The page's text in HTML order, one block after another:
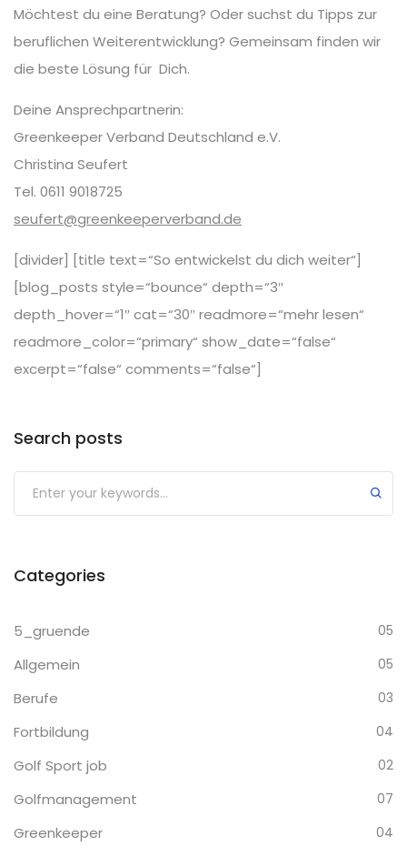
Möchtest du eine Beratung? Oder suchst du Tipps zur
beruflichen Weiterentwicklung? Gemeinsam finden wir
die beste Lösung für Dich.
Deine Ansprechpartnerin:
Greenkeeper Verband Deutschland e.V.
Christina Seufert
Tel. 0611 9018725
seufert@greenkeeperverband.de
[divider] [title text=“So entwickelst du dich weiter“]
[blog_posts style=“bounce“ depth=“3″
depth_hover=“1″ cat=“30″ readmore=“mehr lesen“
readmore_color=“primary“ show_date=“false“
excerpt=“false“ comments=“false“]
Search posts
Categories
5_gruende 05
Allgemein 05
Berufe 03
Fortbildung 04
Golf Sport job 02
Golfmanagement 07
Greenkeeper 04